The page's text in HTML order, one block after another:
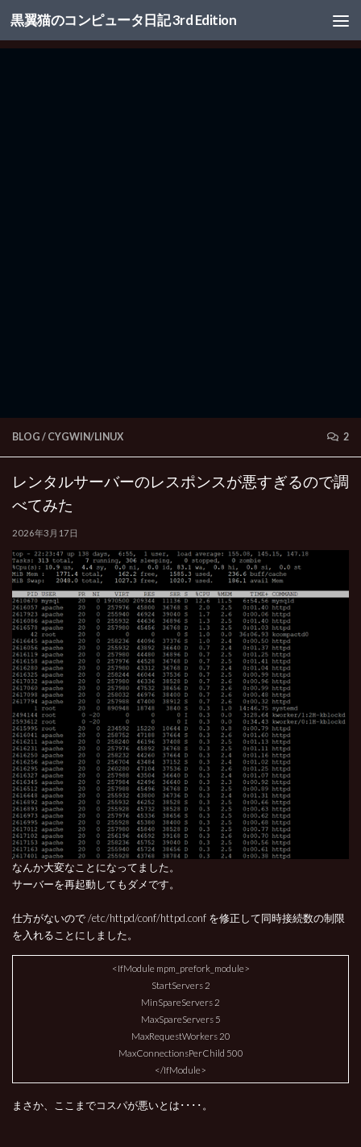
コンテンツへスキップ
黒翼猫のコンピュータ日記 3rd Edition
BLOG / CYGWIN/LINUX 2
レンタルサーバーのレスポンスが悪すぎるので調
べてみた
2026年3月17日
なんか大変なことになってました。
サーバーを再起動してもダメです。
仕方がないので /etc/httpd/conf/httpd.conf を修正して同時接続数の制限
を入れることにしました。
<IfModule mpm_prefork_module>
StartServers 2
MinSpareServers 2
MaxSpareServers 5
MaxRequestWorkers 20
MaxConnectionsPerChild 500
</IfModule>
まさか、ここまでコスパが悪いとは････。